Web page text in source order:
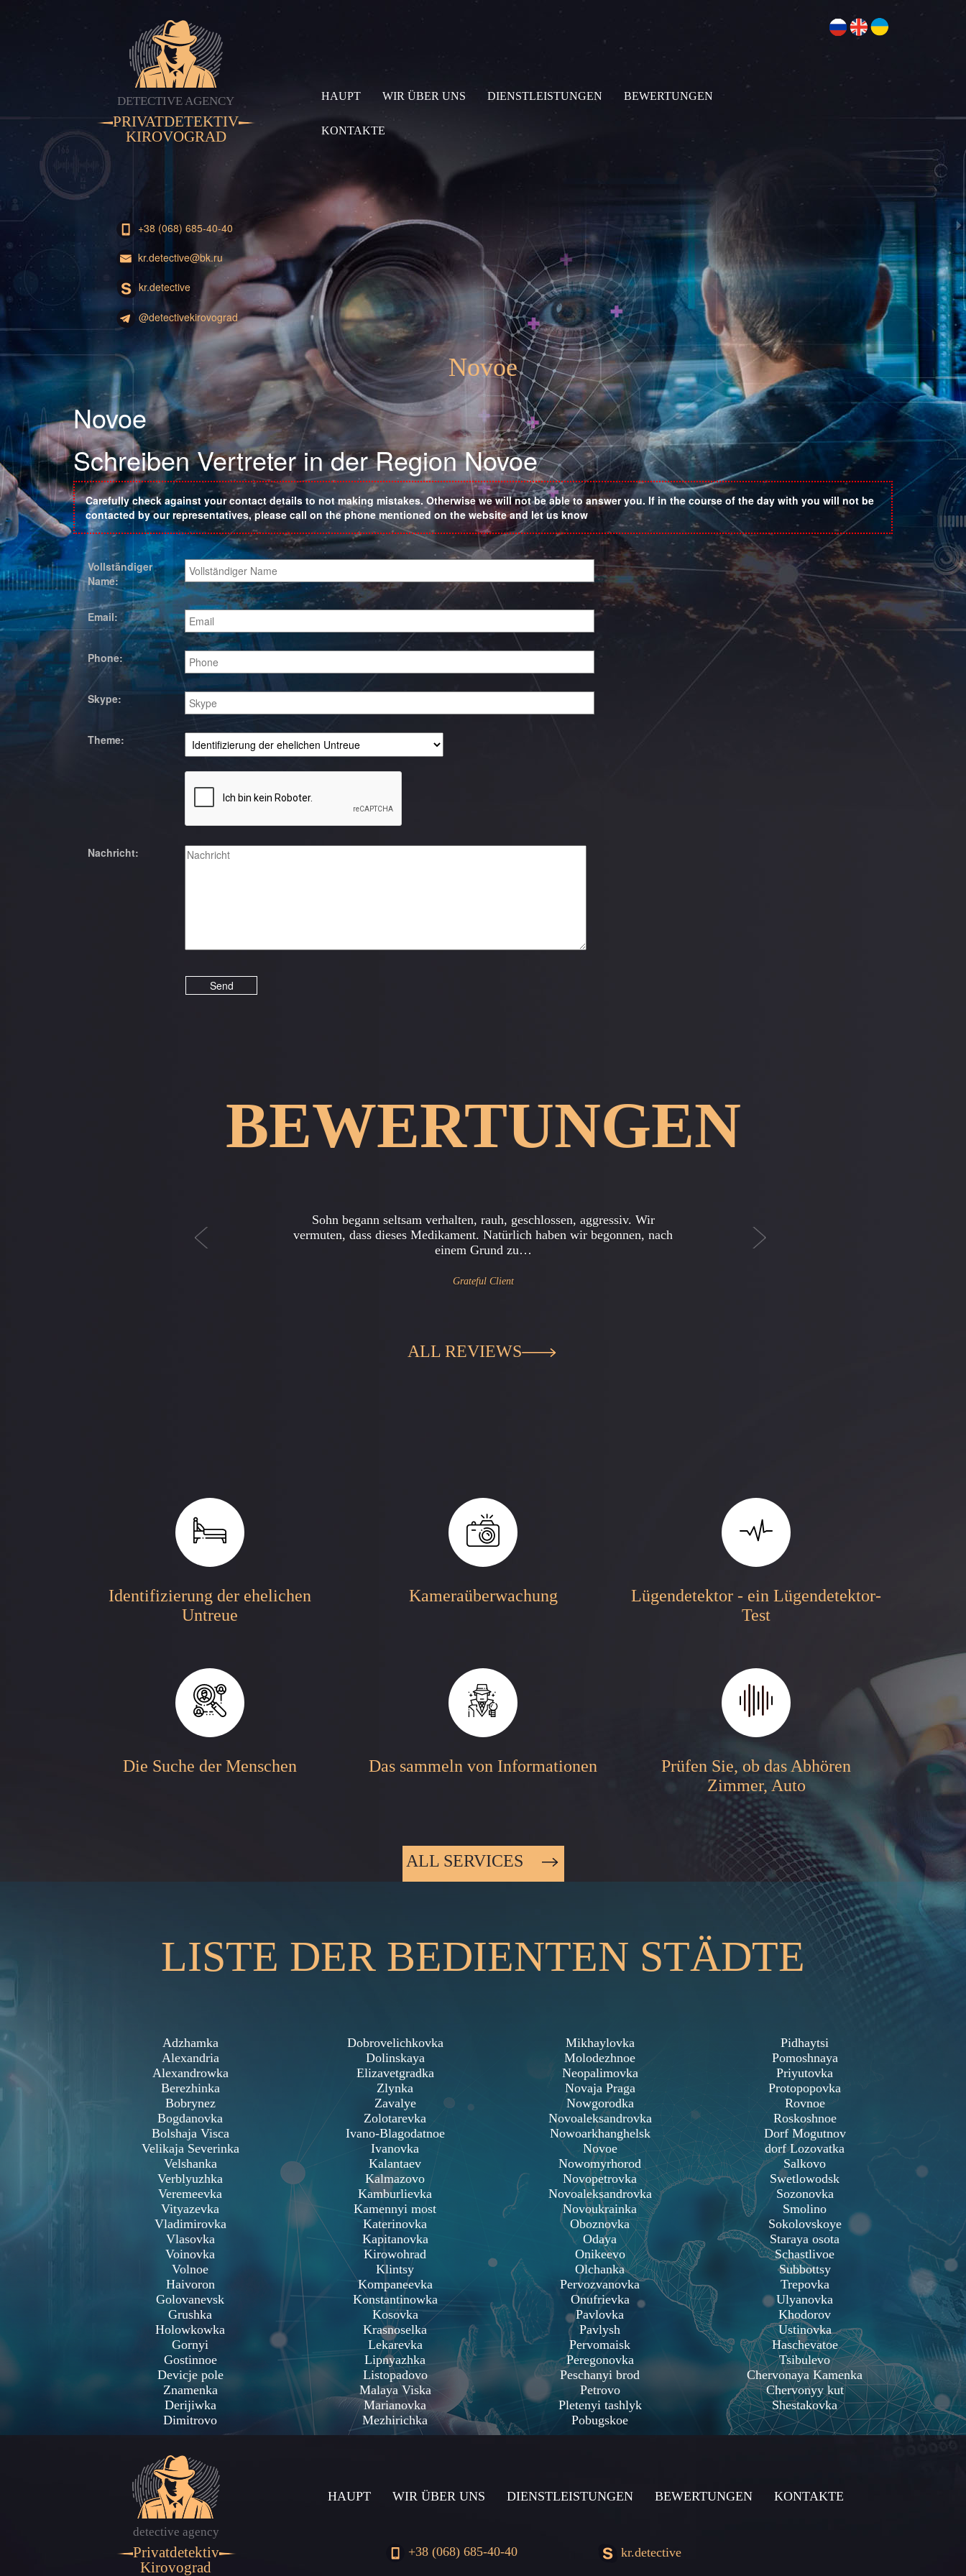
DETECTIVE AGENCY
PRIVATDETEKTIV
KIROVOGRAD
HAUPT WIR ÜBER UNS DIENSTLEISTUNGEN BEWERTUNGEN
KONTAKTE
+38 (068) 685-40-40
kr.detective@bk.ru
kr.detective
@detectivekirovograd
Novoe
Novoe
Schreiben Vertreter in der Region Novoe
Carefully check against your contact details to not making mistakes. Otherwise we will not be able to answer you. If in the course of the day with you will not be
contacted by our representatives, please call on the phone mentioned on the website and let us know
Vollständiger
Name:
Email:
Phone:
Skype:
Theme:
Nachricht:
BEWERTUNGEN
Unter Verwendung der Dienste eines Privatdetektivs, und er hat mir
geholfen, den Betrug aufzudecken, die mehr als einmal zu mir
vorgeschlagen und andere…
Grateful Client
ALL REVIEWS
Identifizierung der ehelichen
Untreue
Kameraüberwachung
Lügendetektor - ein Lügendetektor-
Test
Die Suche der Menschen Das sammeln von Informationen
Prüfen Sie, ob das Abhören
Zimmer, Auto
ALL SERVICES
LISTE DER BEDIENTEN STÄDTE
Adzhamka
Alexandria
Alexandrowka
Berezhinka
Bobrynez
Bogdanovka
Bolshaja Visca
Velikaja Severinka
Velshanka
Verblyuzhka
Veremeevka
Vityazevka
Vladimirovka
Vlasovka
Voinovka
Volnoe
Haivoron
Golovanevsk
Grushka
Holowkowka
Gornyi
Gostinnoe
Devicje pole
Znamenka
Derijiwka
Dimitrovo
Dobrovelichkovka
Dolinskaya
Elizavetgradka
Zlynka
Zavalye
Zolotarevka
Ivano-Blagodatnoe
Ivanovka
Kalantaev
Kalmazovo
Kamburlievka
Kamennyi most
Katerinovka
Kapitanovka
Kirowohrad
Klintsy
Kompaneevka
Konstantinowka
Kosovka
Krasnoselka
Lekarevka
Lipnyazhka
Listopadovo
Malaya Viska
Marianovka
Mezhirichka
Mikhaylovka
Molodezhnoe
Neopalimovka
Novaja Praga
Nowgorodka
Novoaleksandrovka
Nowoarkhanghelsk
Novoe
Nowomyrhorod
Novopetrovka
Novoaleksandrovka
Novoukrainka
Oboznovka
Odaya
Onikeevo
Olchanka
Pervozvanovka
Onufrievka
Pavlovka
Pavlysh
Pervomaisk
Peregonovka
Peschanyi brod
Petrovo
Pletenyi tashlyk
Pobugskoe
Pidhaytsi
Pomoshnaya
Priyutovka
Protopopovka
Rovnoe
Roskoshnoe
Dorf Mogutnov
dorf Lozovatka
Salkovo
Swetlowodsk
Sozonovka
Smolino
Sokolovskoye
Staraya osota
Schastlivoe
Subbottsy
Trepovka
Ulyanovka
Khodorov
Ustinovka
Haschevatoe
Tsibulevo
Chervonaya Kamenka
Chervonyy kut
Shestakovka
detective agency
Privatdetektiv
Kirovograd
HAUPT WIR ÜBER UNS DIENSTLEISTUNGEN BEWERTUNGEN KONTAKTE
+38 (068) 685-40-40 kr.detective